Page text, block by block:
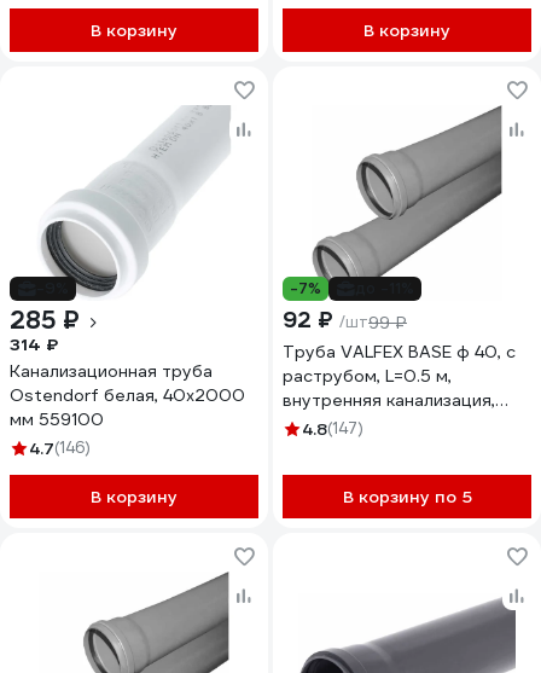
В корзину В корзину
285 ₽
314 ₽
Канализационная труба
Ostendorf белая, 40x2000
мм 559100
4.7(146)
В корзину
-7%
92 ₽ /шт99 ₽
Труба VALFEX BASE ф 40, с
раструбом, L=0.5 м,
внутренняя канализация,
толщина стенки 1.8
4.8(147)
В корзину по 5